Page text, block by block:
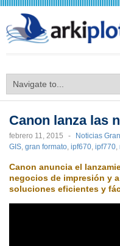
Canon lanza las
febrero 11, 2015 - Noticias
GIS, gran formato, ipf670, ipf770,
Canon anuncia el
negocios de impresión y
soluciones eficientes y